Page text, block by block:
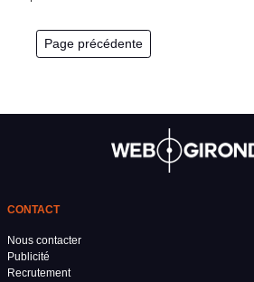
Page précédente
CONTACT
Nous contacter
Publicité
Recrutement